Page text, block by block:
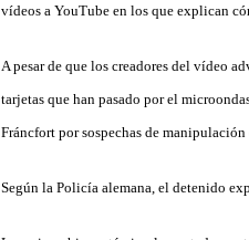
vídeos a YouTube en los que explican
A pesar de que los creadores del vídeo
tarjetas que han pasado por el
Fráncfort por sospechas de
Según la Policía alemana, el detenido